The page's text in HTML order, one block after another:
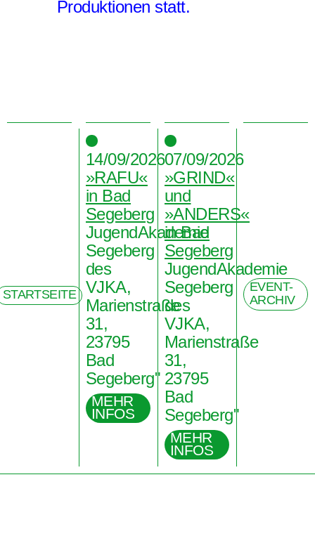
Produktionen statt.
STARTSEITE
14/09/2026
»RAFU«
in Bad
Segeberg
JugendAkademie
Segeberg
des
VJKA,
Marienstraße
31,
23795
Bad
Segeberg"
MEHR
INFOS
07/09/2026
»GRIND«
und
»ANDERS«
in Bad
Segeberg
JugendAkademie
Segeberg
des
VJKA,
Marienstraße
31,
23795
Bad
Segeberg"
MEHR
INFOS
EVENT-
ARCHIV